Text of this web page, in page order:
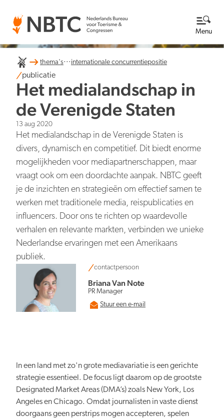
Menu
Thema's
Bekijk alle thema's
Internationale concurrentiepositie
Digitale transformatie
Nederland overal aantrekkelijk
Kennisbank
Over ons
Lees meer over NBTC
Wat we doen
Organisatie
Werken bij
NBTC Mediabank
Contact
Newsroom
Ga naar de Newsroom
Nieuwsberichten
Persberichten
Actuele thema’s & impact
EN NL
thema's... internationale concurrentiepositie
publicatie
Het medialandschap in
de Verenigde Staten
13 aug 2020
Het medialandschap in de Verenigde Staten is
divers, dynamisch en competitief. Dit biedt enorme
mogelijkheden voor mediapartnerschappen, maar
vraagt ook om een doordachte aanpak. NBTC geeft
je de inzichten en strategieën om effectief samen te
werken met traditionele media, reispublicaties en
influencers. Door ons te richten op waardevolle
verhalen en relevante markten, verbinden we unieke
Nederlandse ervaringen met een Amerikaans
publiek.
contactpersoon
Briana Van Note
PR Manager
Stuur een e-mail
In een land met zo'n grote mediavariatie is een gerichte
strategie essentieel. De focus ligt daarom op de grootste
Designated Market Areas (DMA’s) zoals New York, Los
Angeles en Chicago. Omdat journalisten in vaste dienst
doorgaans geen perstrips mogen accepteren, spelen